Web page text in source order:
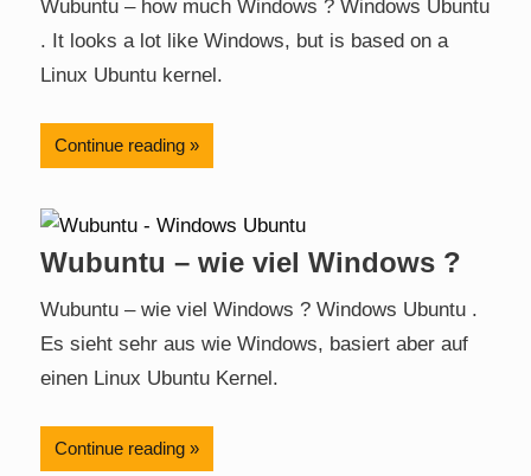
Wubuntu – how much Windows ? Windows Ubuntu
. It looks a lot like Windows, but is based on a
Linux Ubuntu kernel.
Continue reading
Wubuntu – wie viel Windows ?
Wubuntu – wie viel Windows ? Windows Ubuntu .
Es sieht sehr aus wie Windows, basiert aber auf
einen Linux Ubuntu Kernel.
Continue reading